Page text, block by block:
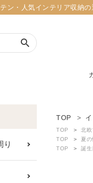
ン・人気インテリア収納
search
録
り
TOP
TOP
北欧
TOP
夏
TOP
誕生